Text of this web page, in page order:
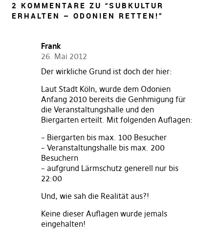
2 KOMMENTARE ZU “SUBKULTUR
ERHALTEN – ODONIEN RETTEN!”
Frank
26. Mai 2012
Der wirkliche Grund ist doch der hier:
Laut Stadt Köln, wurde dem Odonien
Anfang 2010 bereits die Genhmigung für
die Veranstaltungshalle und den
Biergarten erteilt. Mit folgenden Auflagen:
– Biergarten bis max. 100 Besucher
– Veranstaltungshalle bis max. 200
Besuchern
– aufgrund Lärmschutz generell nur bis
22:00
Und, wie sah die Realität aus?!
Keine dieser Auflagen wurde jemals
eingehalten!